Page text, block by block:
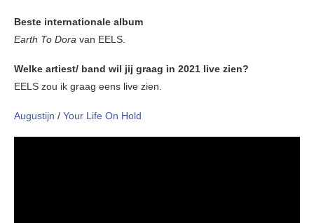
Beste internationale album
Earth To Dora van EELS.
Welke artiest/ band wil jij graag in 2021 live zien?
EELS zou ik graag eens live zien.
Augustijn / Your Life On Hold